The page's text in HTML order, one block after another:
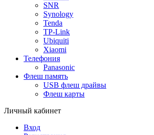
SNR
Synology
Tenda
TP-Link
Ubiquiti
Xiaomi
Телефония
Panasonic
Флеш память
USB флеш драйвы
Флеш карты
Личный кабинет
Вход